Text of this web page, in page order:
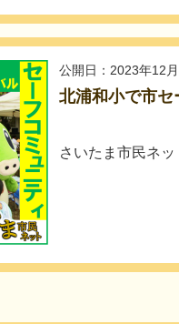
公開日：2023年12
北浦和小で市
さいたま市民ネ